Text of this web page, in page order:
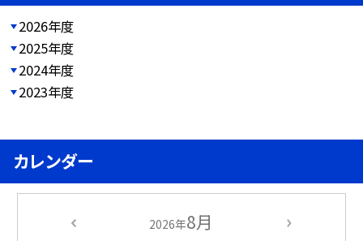
2026年度
2025年度
2024年度
2023年度
カレンダー
2026年8月